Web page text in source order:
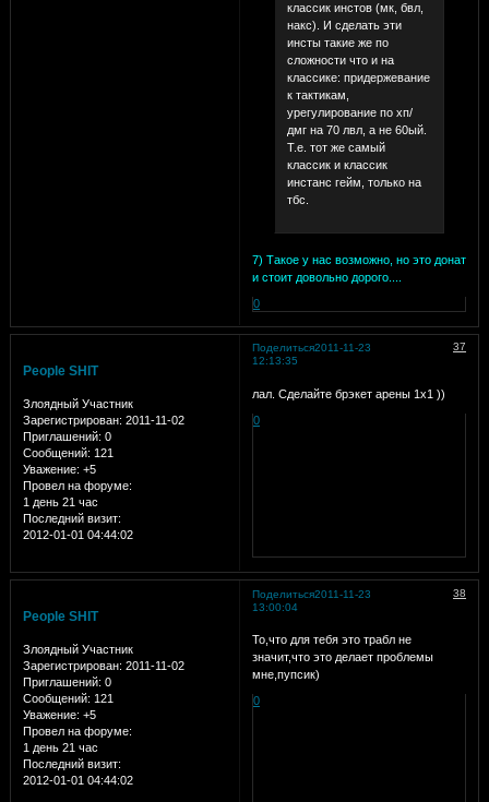
классик инстов (мк, бвл,
накс). И сделать эти
инсты такие же по
сложности что и на
классике: придержевание
к тактикам,
урегулирование по хп/
дмг на 70 лвл, а не 60ый.
Т.е. тот же самый
классик и классик
инстанс гейм, только на
тбс.
7) Такое у нас возможно, но это донат
и стоит довольно дорого....
0
Поделиться 37
2011-11-23
12:13:35
People SHIT
Злоядный Участник
Зарегистрирован: 2011-11-02
Приглашений: 0
Сообщений: 121
Уважение: +5
Провел на форуме:
1 день 21 час
Последний визит:
2012-01-01 04:44:02
лал. Сделайте брэкет арены 1х1 ))
0
Поделиться 38
2011-11-23
13:00:04
People SHIT
Злоядный Участник
Зарегистрирован: 2011-11-02
Приглашений: 0
Сообщений: 121
Уважение: +5
Провел на форуме:
1 день 21 час
Последний визит:
2012-01-01 04:44:02
То,что для тебя это трабл не
значит,что это делает проблемы
мне,пупсик)
0